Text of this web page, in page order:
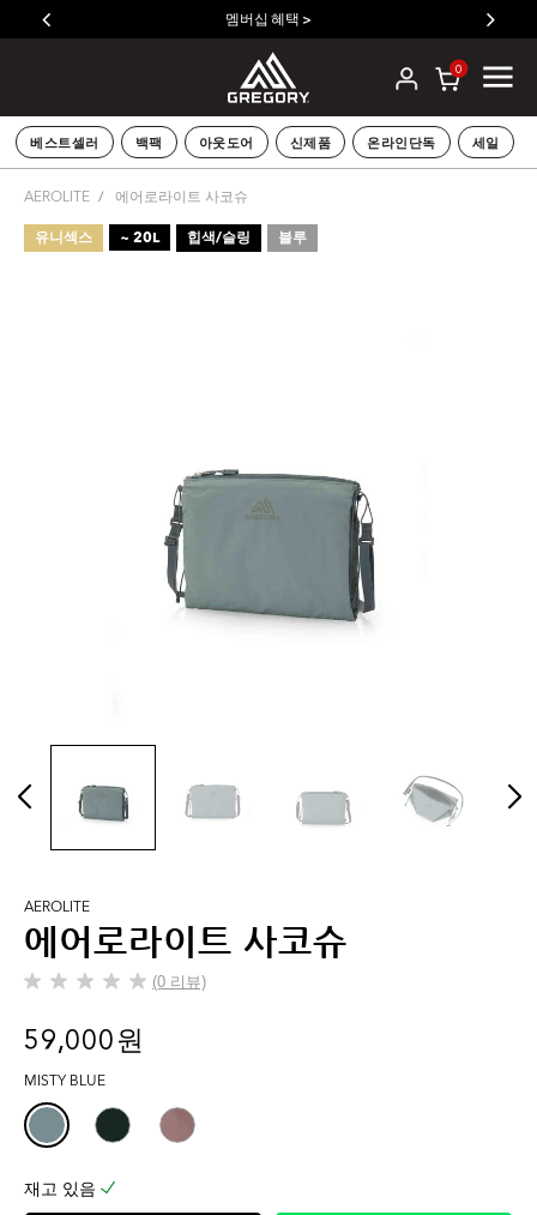
멤버십 혜택 >
0
베스트셀러 백팩 아웃도어 신제품 온라인단독 세일
AEROLITE 에어로라이트 사코슈
유니섹스 ~ 20L 힙색/슬링 블루
AEROLITE
에어로라이트 사코슈
(0 리뷰)
별
개
0.0
개
입
니
59,000 원
MISTY BLUE
재고 있음